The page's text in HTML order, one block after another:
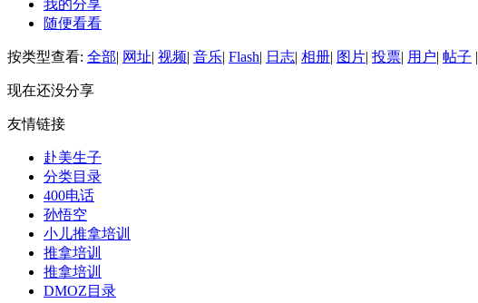
我的分享
随便看看
按类型查看: 全部| 网址| 视频| 音乐| Flash| 日志| 相册| 图片| 投票| 用户| 帖子 |
现在还没分享
友情链接
赴美生子
分类目录
400电话
孙悟空
小儿推拿培训
推拿培训
推拿培训
DMOZ目录